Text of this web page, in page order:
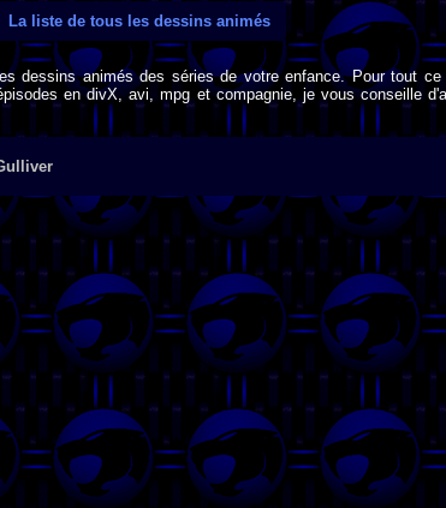
La liste de tous les dessins animés
dessins animés des séries de votre enfance. Pour tout ce
en divX, avi, mpg et compagnie, je vous conseille